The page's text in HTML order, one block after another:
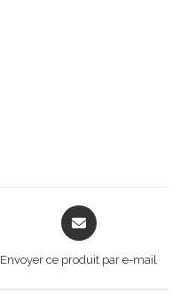
Opens
in
new
Envoyer ce produit par e-mail